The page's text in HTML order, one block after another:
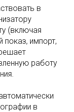
в
(включая
показ, импорт,
работу
в